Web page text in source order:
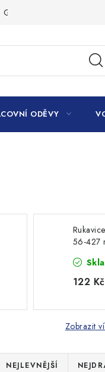
GDPR
ODĚVY
56-427
122 Kč
Zobrazit
NEJLEVNĚJŠÍ